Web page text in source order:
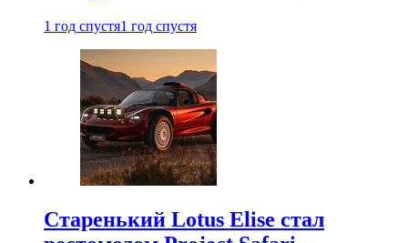
1 год спустя1 год спустя
Старенький Lotus Elise стал